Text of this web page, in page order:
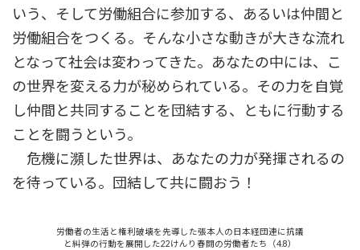
いう、そして労働組合に参加する、あるいは仲間と
労働組合をつくる。そんな小さな動きが大きな流れ
となって社会は変わってきた。あなたの中には、こ
の世界を変える力が秘められている。その力を自覚
し仲間と共同することを団結する、ともに行動する
ことを闘うという。
危機に瀕した世界は、あなたの力が発揮されるの
を待っている。団結して共に闘おう！
労働者の生活と権利破壊を先導した張本人の日本経団連に抗議
と糾弾の行動を展開した22けんり春闘の労働者たち（4.8）